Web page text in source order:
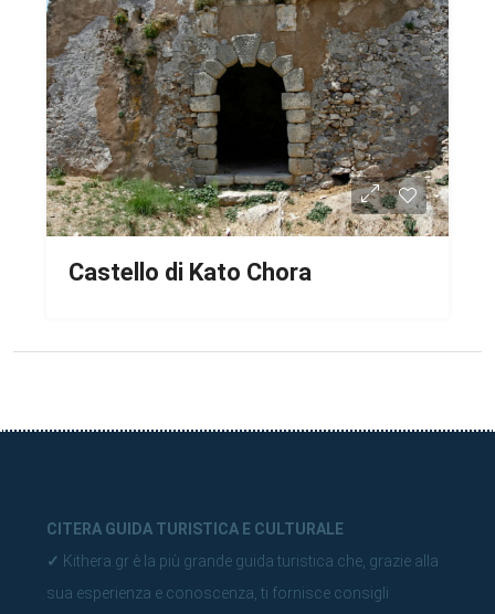
Castello di Kato Chora
CITERA GUIDA TURISTICA E CULTURALE
✓ Kithera.gr è la più grande guida turistica che, grazie alla
sua esperienza e conoscenza, ti fornisce consigli